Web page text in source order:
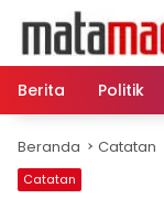
konten
Berita
Politik
Beranda Catatan
Catatan